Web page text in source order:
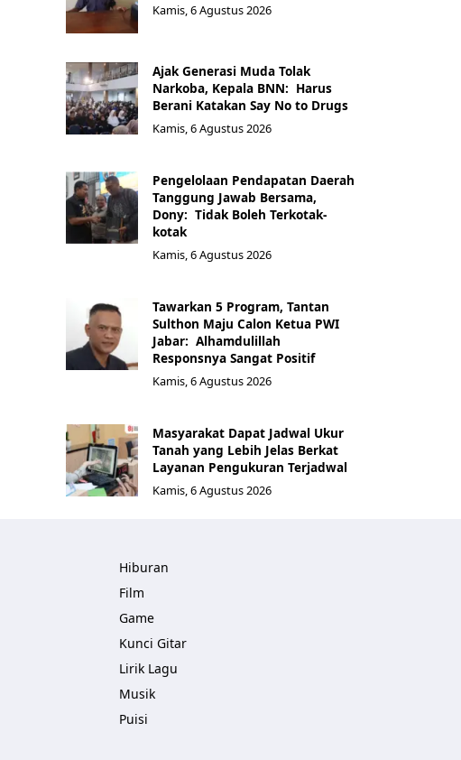
Kamis, 6 Agustus 2026
Ajak Generasi Muda Tolak
Narkoba, Kepala BNN: Harus
Berani Katakan Say No to Drugs
Kamis, 6 Agustus 2026
Pengelolaan Pendapatan Daerah
Tanggung Jawab Bersama,
Dony: Tidak Boleh Terkotak-
kotak
Kamis, 6 Agustus 2026
Tawarkan 5 Program, Tantan
Sulthon Maju Calon Ketua PWI
Jabar: Alhamdulillah
Responsnya Sangat Positif
Kamis, 6 Agustus 2026
Masyarakat Dapat Jadwal Ukur
Tanah yang Lebih Jelas Berkat
Layanan Pengukuran Terjadwal
Kamis, 6 Agustus 2026
Hiburan
Film
Game
Kunci Gitar
Lirik Lagu
Musik
Puisi